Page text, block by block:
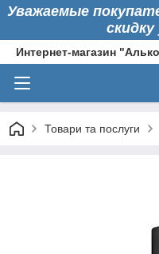
Уважаемые
Интернет-магазин
Товари та послуги